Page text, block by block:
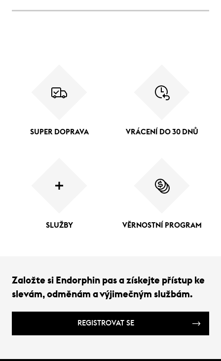
SUPER DOPRAVA VRÁCENÍ DO 30 DNŮ
SLUŽBY VĚRNOSTNÍ PROGRAM
Založte si Endorphin pas a získejte přístup ke
slevám, odměnám a výjimečným službám.
REGISTROVAT SE